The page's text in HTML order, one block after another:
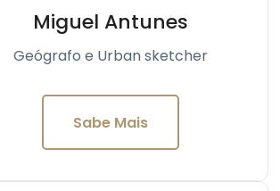
Miguel Antunes
Geógrafo e Urban sketcher
Sabe Mais